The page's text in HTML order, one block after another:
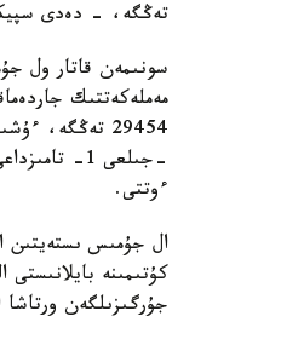
تەڭگە، - دەدى
سونىمەن قاتار ول
ءوتتى.
ال جۇمىس ىستەيتىن
كۇتىمىنە
جۇرگىزىلگەن ورتاشا ايلىق